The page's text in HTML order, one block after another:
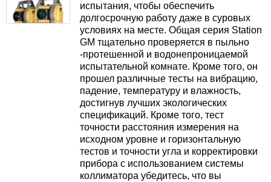
испытания, чтобы обеспечить
долгосрочную работу даже в суровых
условиях на месте. Общая серия Station
GM тщательно проверяется в пыльно
-протешенной и водонепроницаемой
испытательной комнате. Кроме того, он
прошел различные тесты на вибрацию,
падение, температуру и влажность,
достигнув лучших экологических
спецификаций. Кроме того, тест
точности расстояния измерения на
исходном уровне и горизонтальную
тестов и точности угла и корректировки
прибора с использованием системы
коллиматора убедитесь, что вы